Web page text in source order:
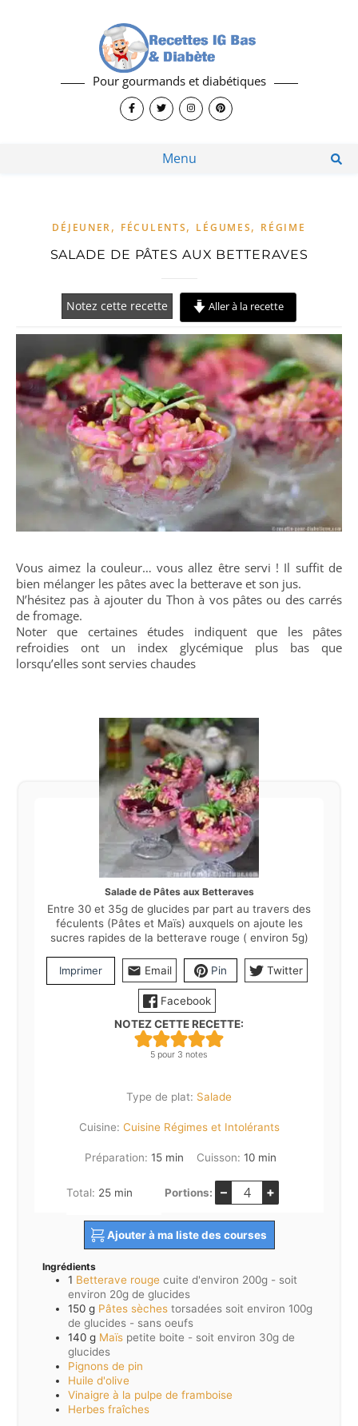
Pour gourmands et diabétiques
Menu
DÉJEUNER, FÉCULENTS, LÉGUMES, RÉGIME
SALADE DE PÂTES AUX BETTERAVES
Notez cette recette Aller à la recette
Vous aimez la couleur… vous allez être servi ! Il suffit de
bien mélanger les pâtes avec la betterave et son jus.
N’hésitez pas à ajouter du Thon à vos pâtes ou des carrés
de fromage.
Noter que certaines études indiquent que les pâtes
refroidies ont un index glycémique plus bas que
lorsqu’elles sont servies chaudes
Salade de Pâtes aux Betteraves
Entre 30 et 35g de glucides par part au travers des
féculents (Pâtes et Maïs) auxquels on ajoute les
sucres rapides de la betterave rouge ( environ 5g)
Imprimer Email Pin Twitter
Facebook
NOTEZ CETTE RECETTE:
5 pour 3 notes
Type de plat: Salade
Cuisine: Cuisine Régimes et Intolérants
Préparation: 15minutes
min Cuisson: 10minutes
min
Total: 25minutes
min Portions: – +
Ajouter à ma liste des courses
Ingrédients
1 Betterave rouge cuite d'environ 200g - soit
environ 20g de glucides
150 g Pâtes sèches torsadées soit environ 100g
de glucides - sans oeufs
140 g Maïs petite boite - soit environ 30g de
glucides
Pignons de pin
Huile d'olive
Vinaigre à la pulpe de framboise
Herbes fraîches